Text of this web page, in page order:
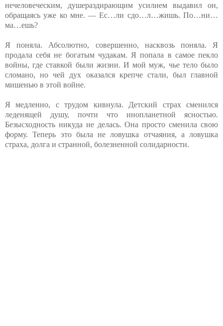
нечеловеческим, душераздирающим усилием выдавил он,
обращаясь уже ко мне. — Ес…ли сдо…л…жишь. По…ни…
ма…ешь?
Я поняла. Абсолютно, совершенно, насквозь поняла. Я
продала себя не богатым чудакам. Я попала в самое пекло
войны, где ставкой были жизни. И мой муж, чье тело было
сломано, но чей дух оказался крепче стали, был главной
мишенью в этой войне.
Я медленно, с трудом кивнула. Детский страх сменился
леденящей душу, почти что инопланетной ясностью.
Безысходность никуда не делась. Она просто сменила свою
форму. Теперь это была не ловушка отчаяния, а ловушка
страха, долга и странной, болезненной солидарности.